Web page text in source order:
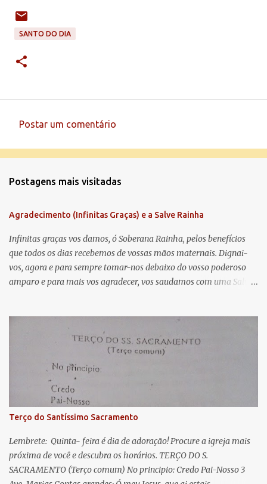
SANTO DO DIA
e
t
á
r
i
o
Postar um comentário
Postagens mais visitadas
Agradecimento (Infinitas Graças) e a Salve Rainha
Infinitas graças vos damos, ó Soberana Rainha, pelos benefícios
que todos os dias recebemos de vossas mãos maternais. Dignai-
vos, agora e para sempre tomar-nos debaixo do vosso poderoso
amparo e para mais vos agradecer, vos saudamos com uma Salve
lágrimas. Eia, pois, Advogada nossa, estes vossos olhos
misericordiosos a nós volvei, e depois deste desterro, mostrai-nos
Jesus. Bendito é o fruto do vosso ventre, ó clemente, ó piedosa, ó
doce e sempre Virgem Maria. Rogai por nós Santa Mãe de Deus.
Para que sejamos dignos das promessas de Cristo. Amém.
Terço do Santíssimo Sacramento
Lembrete: Quinta- feira é dia de adoração! Procure a igreja mais
próxima de você e descubra os horários. TERÇO DO S.
SACRAMENTO (Terço comum) No principio: Credo Pai-Nosso 3